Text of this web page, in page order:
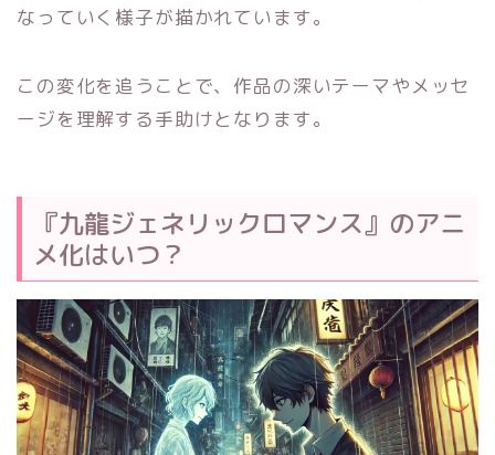
なっていく様子が描かれています。
この変化を追うことで、作品の深いテーマやメッセ
ージを理解する手助けとなります。
『九龍ジェネリックロマンス』のアニ
メ化はいつ？